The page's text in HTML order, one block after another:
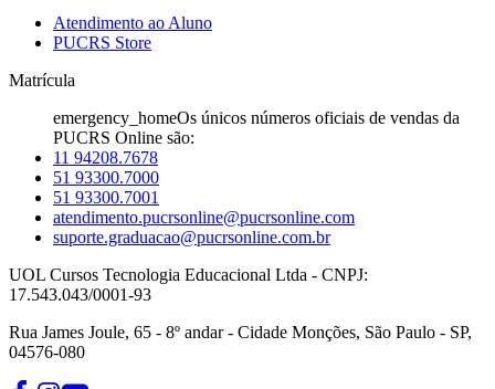
Atendimento ao Aluno
PUCRS Store
Matrícula
emergency_homeOs únicos números oficiais de vendas da
PUCRS Online são:
11 94208.7678
51 93300.7000
51 93300.7001
atendimento.pucrsonline@pucrsonline.com
suporte.graduacao@pucrsonline.com.br
UOL Cursos Tecnologia Educacional Ltda - CNPJ:
17.543.043/0001-93
Rua James Joule, 65 - 8º andar - Cidade Monções, São Paulo - SP,
04576-080